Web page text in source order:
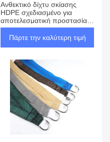
Ανθεκτικό δίχτυ σκίασης
HDPE σχεδιασμένο για
αποτελεσματική προστασία
από τον ήλιο, τη ζέστη και
τον άνεμο με διαπνέον
χρήση
Πάρτε την καλύτερη τιμή